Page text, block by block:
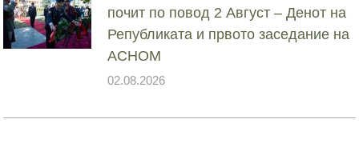
почит по повод 2 Август – Денот на
Републиката и првото заседание на
АСНОМ
02.08.2026